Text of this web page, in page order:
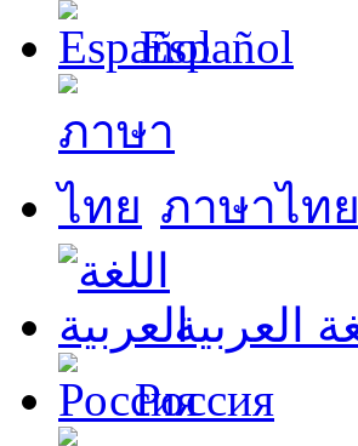
Español
ภาษาไทย
العربية
Россия